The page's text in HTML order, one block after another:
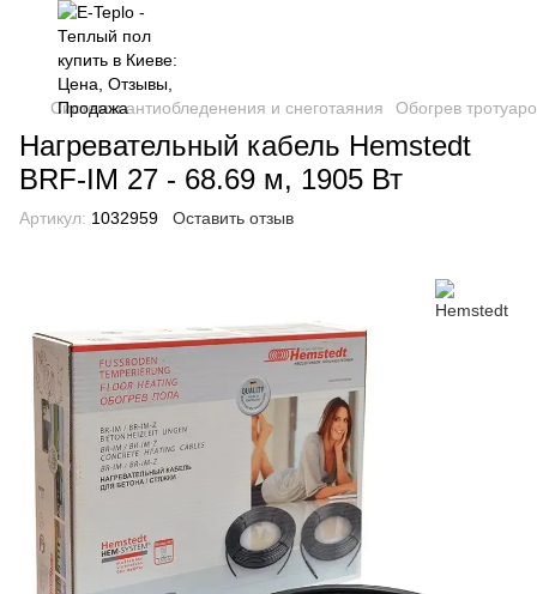
Системы антиобледенения и снеготаяния Обогрев
Нагревательный кабель Hemstedt
BRF-IM 27 - 68.69 м, 1905 Вт
Артикул: 1032959 Оставить отзыв